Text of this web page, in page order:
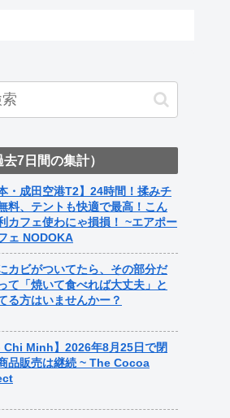
7日間の集計）
本・成田空港T2】24時間！揉みチ
料、テントも快適で最高！こん
カフェ使わにゃ損損！ ~エアポー
ェ NODOKA
カビがついてたら、その部分だ
て「焼いて食べれば大丈夫」と
る方はいませんかー？
Chi Minh】2026年8月25日で閉
品販売は継続 ~ The Cocoa